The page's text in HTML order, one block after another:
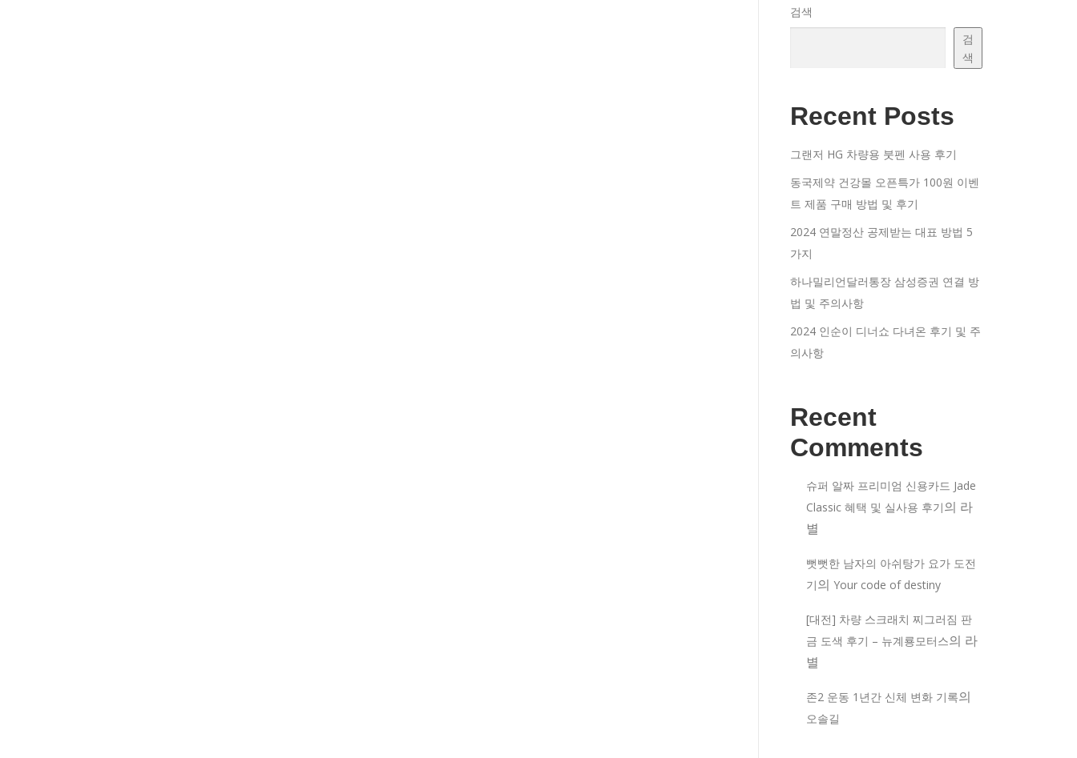
검색
검
색
Recent Posts
그랜저 HG 차량용 붓펜 사용 후기
동국제약 건강몰 오픈특가 100원 이벤
트 제품 구매 방법 및 후기
2024 연말정산 공제받는 대표 방법 5
가지
하나밀리언달러통장 삼성증권 연결 방
법 및 주의사항
2024 인순이 디너쇼 다녀온 후기 및 주
의사항
Recent
Comments
슈퍼 알짜 프리미엄 신용카드 Jade
Classic 혜택 및 실사용 후기의 라
별
뻣뻣한 남자의 아쉬탕가 요가 도전
기의 Your code of destiny
[대전] 차량 스크래치 찌그러짐 판
금 도색 후기 – 뉴계룡모터스의 라
별
존2 운동 1년간 신체 변화 기록의
오솔길